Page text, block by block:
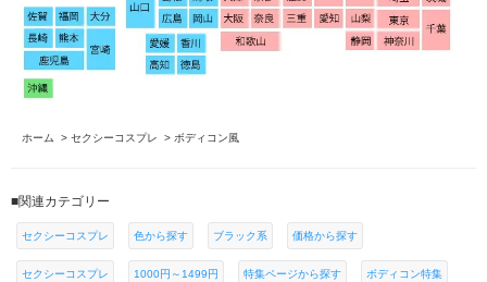
ホーム > セクシーコスプレ > ボディコン風
■関連カテゴリー
セクシーコスプレ 色から探す ブラック系 価格から探す
セクシーコスプレ 1000円～1499円 特集ページから探す ボディコン特集